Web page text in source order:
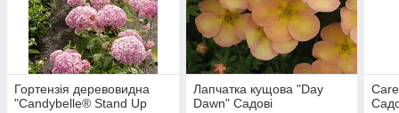
Гортензія деревовидна
"Candybelle® Stand Up
Лапчатка кущова "Day
Dawn" Садові